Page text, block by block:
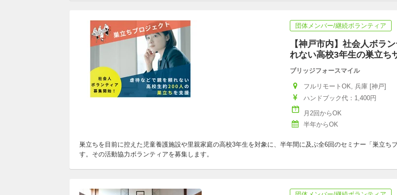
団体メンバー/継続ボランティア
【神戸市内】社会人ボラ
れない高校3年生の巣立ち
ブリッジフォースマイル
フルリモートOK, 兵庫 [神戸]
ハンドブック代：1,400円
月2回からOK
半年からOK
巣立ちを目前に控えた児童養護施設や里親家庭の高校3年生を対象に、半年間に及ぶ全6回のセミナー「巣立ち
す。その活動協力ボランティアを募集します。